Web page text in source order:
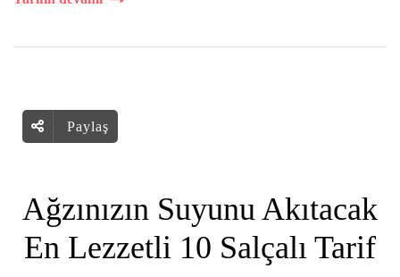
Paylaş
Ağzınızın Suyunu Akıtacak
En Lezzetli 10 Salçalı Tarif